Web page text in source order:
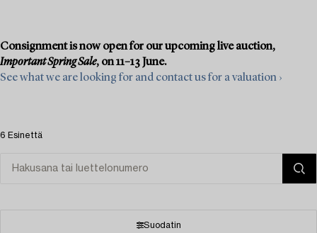
Consignment is now open for our upcoming live auction,
Important Spring Sale, on 11–13 June.
See what we are looking for and contact us for a valuation ›
6 Esinettä
Suodatin